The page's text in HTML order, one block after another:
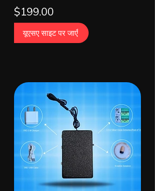
$199.00
यूएसए साइट पर जाएँ